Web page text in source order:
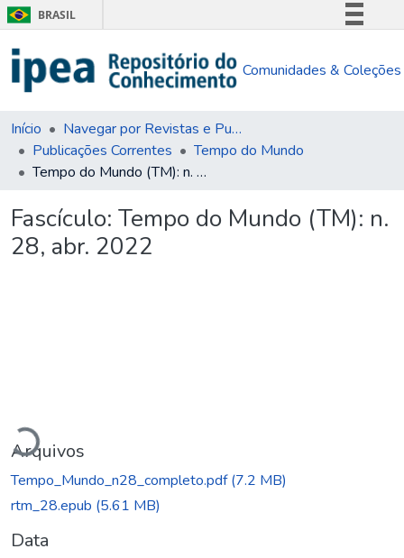
BRASIL
Comunica BR
Legislação
Comunidades & Coleções
Início
Navegar por Revistas e Publicações Seriadas
Publicações Correntes
Tempo do Mundo
Tempo do Mundo (TM): n. 28, abr. 2022
Fascículo: Tempo do Mundo (TM): n.
28, abr. 2022
Carregando...
Arquivos
Tempo_Mundo_n28_completo.pdf(7.2 MB)
rtm_28.epub (5.61 MB)
Data